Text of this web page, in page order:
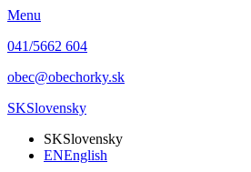
Menu
041/5662 604
obec@obechorky.sk
SKSlovensky
SKSlovensky
ENEnglish